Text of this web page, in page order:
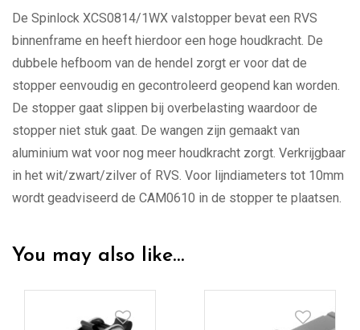
De Spinlock XCS0814/1WX valstopper bevat een RVS
binnenframe en heeft hierdoor een hoge houdkracht. De
dubbele hefboom van de hendel zorgt er voor dat de
stopper eenvoudig en gecontroleerd geopend kan worden.
De stopper gaat slippen bij overbelasting waardoor de
stopper niet stuk gaat. De wangen zijn gemaakt van
aluminium wat voor nog meer houdkracht zorgt. Verkrijgbaar
in het wit/zwart/zilver of RVS. Voor lijndiameters tot 10mm
wordt geadviseerd de CAM0610 in de stopper te plaatsen.
You may also like…